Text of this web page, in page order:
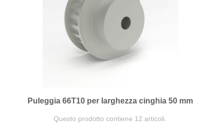
Puleggia 66T10 per larghezza cinghia 50 mm
Questo prodotto contiene 12 articoli.